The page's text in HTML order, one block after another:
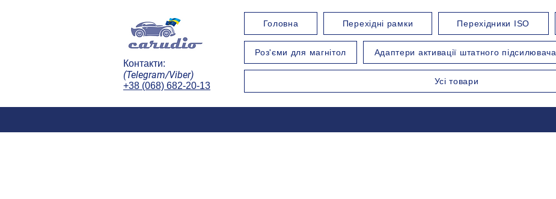
Контакти:
(Telegram/Viber)
+38 (068) 682-20-13
Головна Перехідні рамки Перехідники ISO
Роз'єми для магнітол Адаптери активації штатного підсилювача
Усі товари